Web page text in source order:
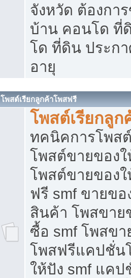
จังหวัด ต้องกา
บ้าน คอนโด ที่
โด ที่ดิน ประก
อายุ
โพสต์เรียกลูกค้าโพสฟรี
โพสต์เรียกลูก
ทคนิคการโพส
โพสต์ขายของ
โพสต์ขายของ
ฟรี smf ขายข
สินค้า โพสขาย
ซื้อ smf โพสข
โพสฟรีแคปชั่น
ให้ปัง smf แค